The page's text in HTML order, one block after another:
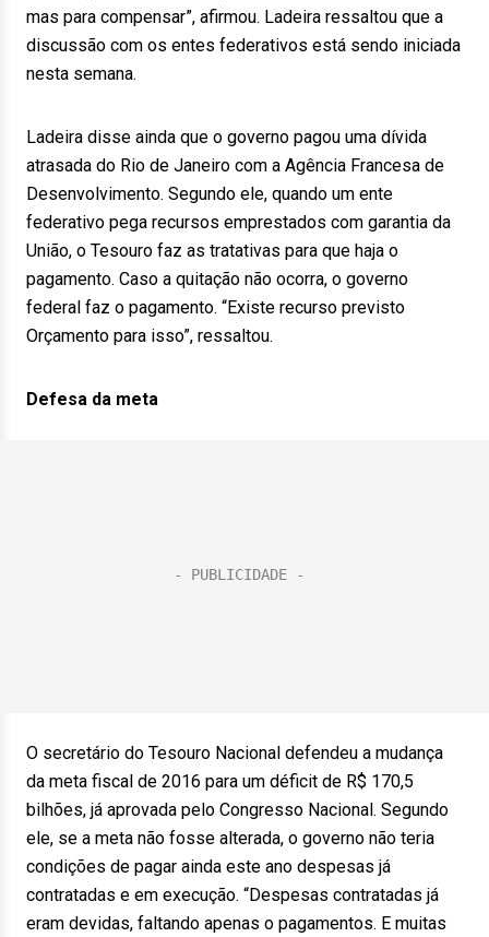
mas para compensar”, afirmou. Ladeira ressaltou que a
discussão com os entes federativos está sendo iniciada
nesta semana.
Ladeira disse ainda que o governo pagou uma dívida
atrasada do Rio de Janeiro com a Agência Francesa de
Desenvolvimento. Segundo ele, quando um ente
federativo pega recursos emprestados com garantia da
União, o Tesouro faz as tratativas para que haja o
pagamento. Caso a quitação não ocorra, o governo
federal faz o pagamento. “Existe recurso previsto
Orçamento para isso”, ressaltou.
Defesa da meta
O secretário do Tesouro Nacional defendeu a mudança
da meta fiscal de 2016 para um déficit de R$ 170,5
bilhões, já aprovada pelo Congresso Nacional. Segundo
ele, se a meta não fosse alterada, o governo não teria
condições de pagar ainda este ano despesas já
contratadas e em execução. “Despesas contratadas já
eram devidas, faltando apenas o pagamentos. E muitas